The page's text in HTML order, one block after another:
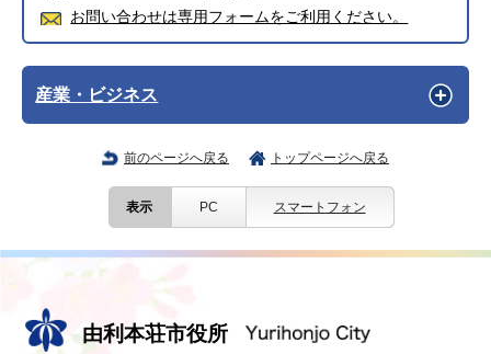
お問い合わせは専用フォームをご利用ください。
産業・ビジネス
前のページへ戻る トップページへ戻る
表示 PC スマートフォン
由利本荘市役所